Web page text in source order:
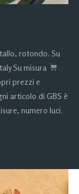
rotondo. Su
Su misura
prezzi e
articolo di GBS è
numero luci.